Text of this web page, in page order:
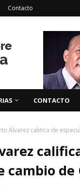
Contacto
CONTACTO
Álvarez califica de
cambio de